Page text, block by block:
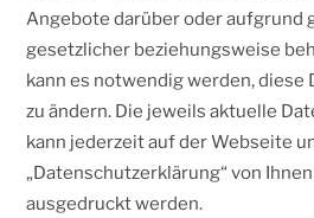
Angebote darüber oder aufgrund
gesetzlicher beziehungsweise
kann es notwendig werden,
zu ändern. Die jeweils aktuelle
kann jederzeit auf der Webseite
„Datenschutzerklärung“ von
ausgedruckt werden.